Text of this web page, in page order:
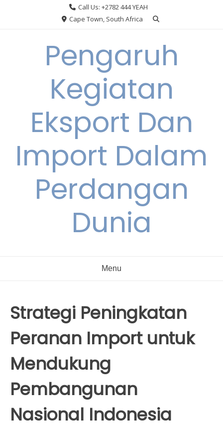
Call Us: +2782 444 YEAH
Cape Town, South Africa
Pengaruh
Kegiatan
Eksport Dan
Import Dalam
Perdangan
Dunia
Menu
Strategi Peningkatan
Peranan Import untuk
Mendukung
Pembangunan
Nasional Indonesia